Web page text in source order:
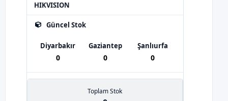
HIKVISION
Güncel Stok
Diyarbakır
0
Gaziantep
0
Şanlıurfa
0
Toplam Stok